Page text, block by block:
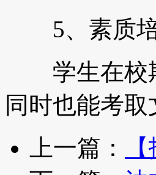
5、素质培
学生在校期
同时也能考
上一篇：